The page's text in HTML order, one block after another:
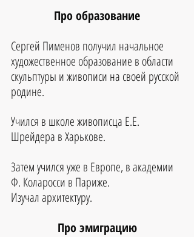
Про образование
Сергей Пименов получил начальное
художественное образование в области
скульптуры и живописи на своей русской
родине.
Учился в школе живописца Е.Е.
Шрейдера в Харькове.
Затем учился уже в Европе, в академии
Ф. Коларосси в Париже.
Изучал архитектуру.
Про эмиграцию